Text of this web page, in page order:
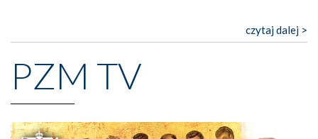
czytaj dalej >
PZM TV